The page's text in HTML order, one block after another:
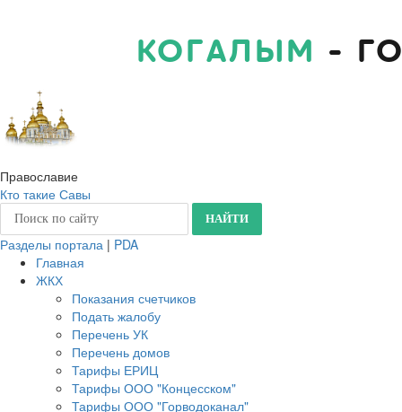
КОГАЛЫМ -
Православие
Кто такие Савы
Разделы портала | PDA
Главная
ЖКХ
Показания счетчиков
Подать жалобу
Перечень УК
Перечень домов
Тарифы ЕРИЦ
Тарифы ООО "Концесском"
Тарифы ООО "Горводоканал"